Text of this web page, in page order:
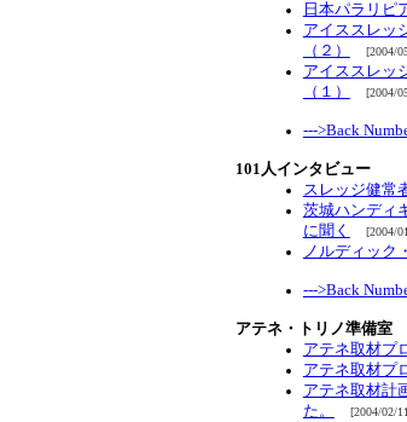
日本パラリピ
アイススレッ
（２）
[2004/
アイススレッ
（１）
[2004/
--->Back
101人インタビュー
スレッジ健常
茨城ハンディ
に聞く
[2004/
ノルディック
--->Back
アテネ・トリノ準備室
アテネ取材プ
アテネ取材
アテネ取材計
た。
[2004/02/